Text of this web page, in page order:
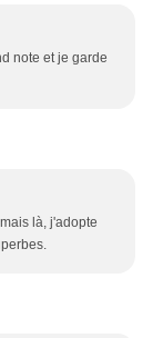
note et je garde
là, j'adopte